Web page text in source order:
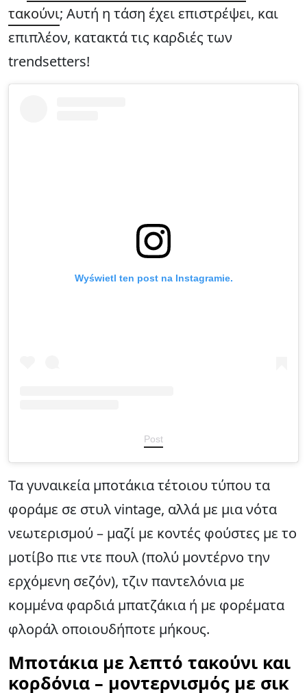
τακούνι; Αυτή η τάση έχει επιστρέψει, και
επιπλέον, κατακτά τις καρδιές των
trendsetters!
Wyświetl ten post na Instagramie.
Post
Τα γυναικεία μποτάκια τέτοιου τύπου τα
φοράμε σε στυλ vintage, αλλά με μια νότα
νεωτερισμού – μαζί με κοντές φούστες με το
μοτίβο πιε ντε πουλ (πολύ μοντέρνο την
ερχόμενη σεζόν), τζιν παντελόνια με
κομμένα φαρδιά μπατζάκια ή με φορέματα
φλοράλ οποιουδήποτε μήκους.
Μποτάκια με λεπτό τακούνι και
κορδόνια – μοντερνισμός με σικ